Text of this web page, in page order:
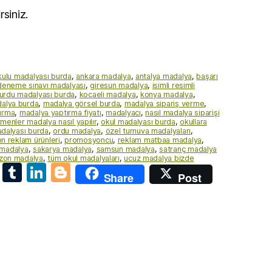
madalyası burda, ankara madalya, antalya madalya,başarı
sınavı madalyası,giresun madalya, isimli resimli
madalyası burda, kocaeli madalya,konya madalya,
burda, madalya görsel burda, madalya sipariş verme,
, madalya yaptırma fiyatı,madalyacı,nasıl madalya siparişi
madalya nasıl yapılır,okul madalyası burda,okullara
burda,ordu madalya, özel turnuva madalyaları,
reklam ürünleri,promosyoncu, reklam matbaa madalya,
,sakarya madalya, samsun madalya,satranç madalya
madalya,tüm okul madalyaları,ucuz madalya bizde
T Li Bl
o
Share
Post